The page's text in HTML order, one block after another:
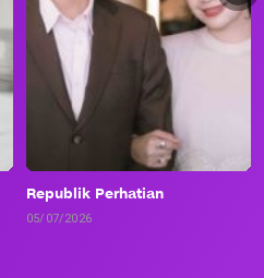
Republik Perhatian
05/07/2026